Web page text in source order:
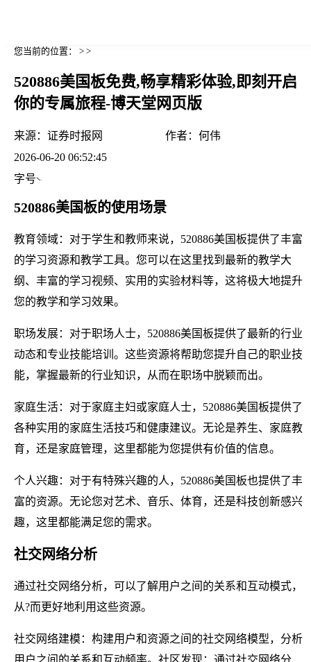
您当前的位置： > >
520886美国板免费,畅享精彩体验,即刻开启
你的专属旅程-博天堂网页版
来源： 证券时报网 作者： 何伟
2026-06-20 06:52:45
字号
520886美国板的使用场景
教育领域：对于学生和教师来说，520886美国板提供了丰富
的学习资源和教学工具。您可以在这里找到最新的教学大
纲、丰富的学习视频、实用的实验材料等，这将极大地提升
您的教学和学习效果。
职场发展：对于职场人士，520886美国板提供了最新的行业
动态和专业技能培训。这些资源将帮助您提升自己的职业技
能，掌握最新的行业知识，从而在职场中脱颖而出。
家庭生活：对于家庭主妇或家庭人士，520886美国板提供了
各种实用的家庭生活技巧和健康建议。无论是养生、家庭教
育，还是家庭管理，这里都能为您提供有价值的信息。
个人兴趣：对于有特殊兴趣的人，520886美国板也提供了丰
富的资源。无论您对艺术、音乐、体育，还是科技创新感兴
趣，这里都能满足您的需求。
社交网络分析
通过社交网络分析，可以了解用户之间的关系和互动模式，
从?而更好地利用这些资源。
社交网络建模：构建用户和资源之间的社交网络模型，分析
用户之间的关系和互动频率。社区发现：通过社交网络分